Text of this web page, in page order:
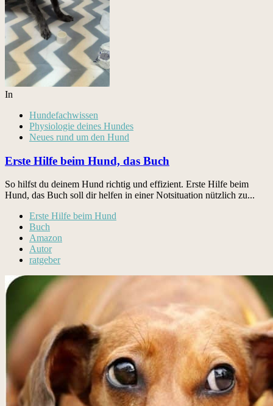
In
Hundefachwissen
Physiologie deines Hundes
Neues rund um den Hund
Erste Hilfe beim Hund, das Buch
So hilfst du deinem Hund richtig und effizient. Erste Hil­fe beim
Hund, das Buch soll dir helfen in ein­er Not­si­t­u­a­tion nüt­zlich zu...
Erste Hilfe beim Hund
Buch
Amazon
Autor
ratgeber